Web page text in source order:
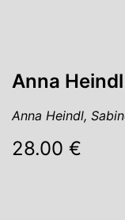
Anna
Anna Heindl,
28.00 €